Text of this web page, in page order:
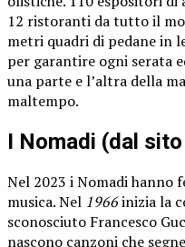
12 ristoranti da tutto il
metri quadri di pedane in
per garantire ogni serata
una parte e l’altra della
maltempo.
I Nomadi (dal
Nel 2023 i Nomadi hanno
musica. Nel 1966inizia la
sconosciuto Francesco
nascono canzoni che